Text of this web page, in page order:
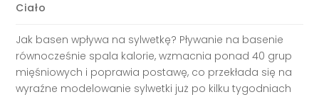
Ciało
Jak basen wpływa na sylwetkę? Pływanie na basenie
równocześnie spala kalorie, wzmacnia ponad 40 grup
mięśniowych i poprawia postawę, co przekłada się na
wyraźne modelowanie sylwetki już po kilku tygodniach